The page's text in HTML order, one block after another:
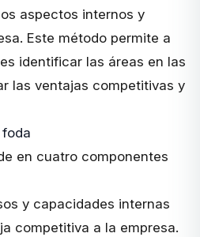
aspectos internos y
Este método permite a
identificar las áreas en las
las ventajas competitivas y
en cuatro componentes
y capacidades internas
competitiva a la empresa.